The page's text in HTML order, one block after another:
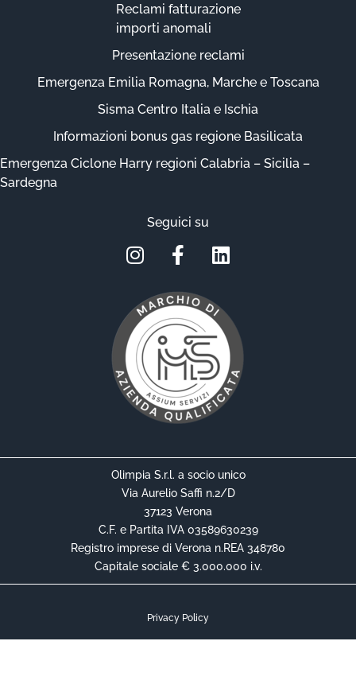
Reclami fatturazione
importi anomali
Presentazione reclami
Emergenza Emilia Romagna, Marche e Toscana
Sisma Centro Italia e Ischia
Informazioni bonus gas regione Basilicata
Emergenza Ciclone Harry regioni Calabria – Sicilia –
Sardegna
Seguici su
Olimpia S.r.l. a socio unico
Via Aurelio Saffi n.2/D
37123 Verona
C.F. e Partita IVA 03589630239
Registro imprese di Verona n.REA 348780
Capitale sociale € 3.000.000 i.v.
Privacy Policy